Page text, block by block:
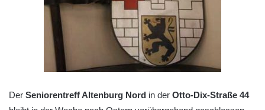
Der Seniorentreff Altenburg Nord in der Otto-Dix-Straße 44